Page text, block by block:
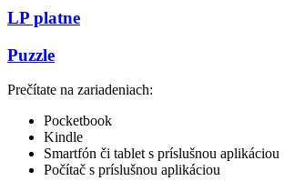
LP platne
Puzzle
Prečítate na zariadeniach:
Pocketbook
Kindle
Smartfón či tablet s príslušnou aplikáciou
Počítač s príslušnou aplikáciou